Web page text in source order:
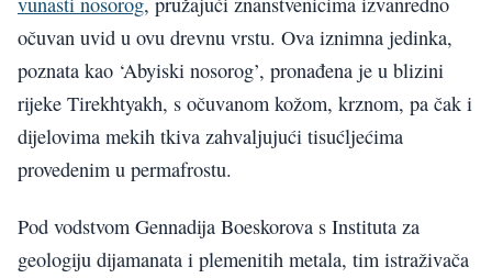
očuvan uvid u ovu drevnu vrstu. Ova iznimna jedinka,
poznata kao ‘Abyiski nosorog’, pronađena je u blizini
rijeke Tirekhtyakh, s očuvanom kožom, krznom, pa čak i
dijelovima mekih tkiva zahvaljujući tisućljećima
provedenim u permafrostu.
Pod vodstvom Gennadija Boeskorova s Instituta za
geologiju dijamanata i plemenitih metala, tim istraživača